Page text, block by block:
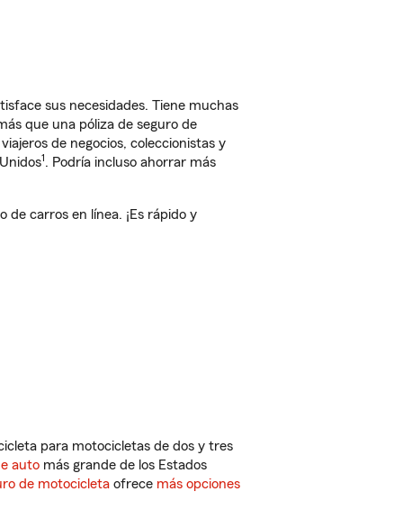
sus necesidades. Tiene muchas
que una póliza de seguro de
de negocios, coleccionistas y
1. Podría incluso ahorrar más
carros en línea. ¡Es rápido y
para motocicletas de dos y tres
auto más grande de los Estados
de motocicleta ofrece más opciones